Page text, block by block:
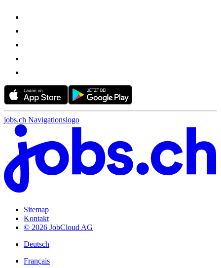
jobs.ch Navigationslogo
Sitemap
Kontakt
© 2026 JobCloud AG
Deutsch
Français